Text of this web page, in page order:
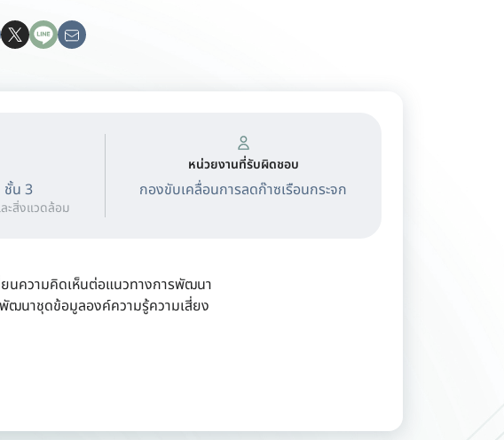
ชั้น 3
ะสิ่งแวดล้อม
หน่วยงานที่รับผิดชอบ
กองขับเคลื่อนการลดก๊าซเรือนกระจก
ยนความคิดเห็นต่อแนวทางการพัฒนา
ฒนาชุดข้อมูลองค์ความรู้ความเสี่ยง